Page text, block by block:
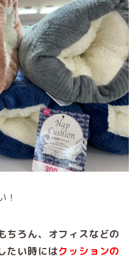
！
ちろん、オフィスなどの
たい時にはクッションの